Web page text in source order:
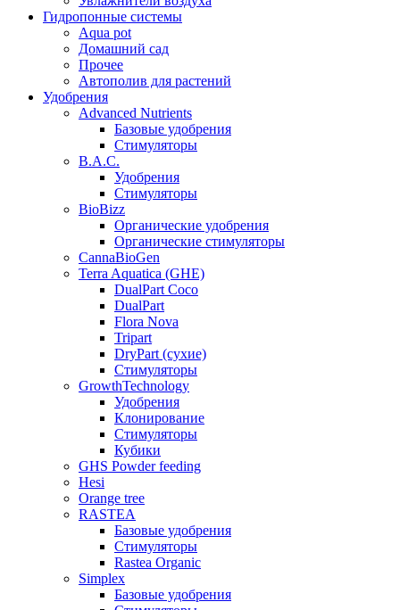
Гидропонные системы
Aqua pot
Домашний сад
Прочее
Автополив для растений
Удобрения
Advanced Nutrients
Базовые удобрения
Стимуляторы
B.A.C.
Удобрения
Стимуляторы
BioBizz
Органические удобрения
Органические стимуляторы
CannaBioGen
Terra Aquatica (GHE)
DualPart Coco
DualPart
Flora Nova
Tripart
DryPart (сухие)
Стимуляторы
GrowthTechnology
Удобрения
Клонирование
Стимуляторы
Кубики
GHS Powder feeding
Hesi
Orange tree
RASTEA
Базовые удобрения
Стимуляторы
Rastea Organic
Simplex
Базовые удобрения